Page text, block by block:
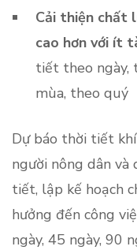
Cải thiện chất
cao hơn với ít
tiết theo ngày,
mùa, theo quý
Dự báo thời tiết
người nông dân và
tiết, lập kế hoạch
hưởng đến công
ngày, 45 ngày, 90